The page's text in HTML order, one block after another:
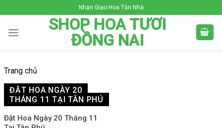
to
content
Nhận Giao Hoa Tận Nhà
SHOP HOA TƯƠI
ĐỒNG NAI
Trang chủ
ĐẶT HOA NGÀY 20
THÁNG 11 TẠI TÂN PHÚ
Đặt Hoa Ngày 20 Tháng 11